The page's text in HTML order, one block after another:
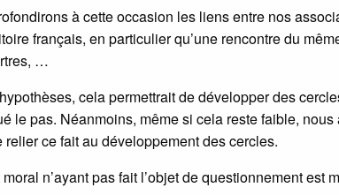
à cette occasion les liens entre nos
français, en particulier qu’une rencontre du
…
cela permettrait de développer des
le pas. Néanmoins, même si cela reste faible,
relier ce fait au développement des cercles.
n’ayant pas fait l’objet de questionnement est